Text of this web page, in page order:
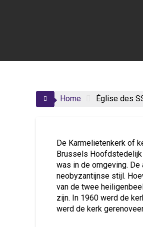
Home Église des
De Karmelietenkerk of
Brussels Hoofdstedelijk
was in de omgeving.
neobyzantijnse stijl.
van de twee
zijn. In 1960 werd de
werd de kerk